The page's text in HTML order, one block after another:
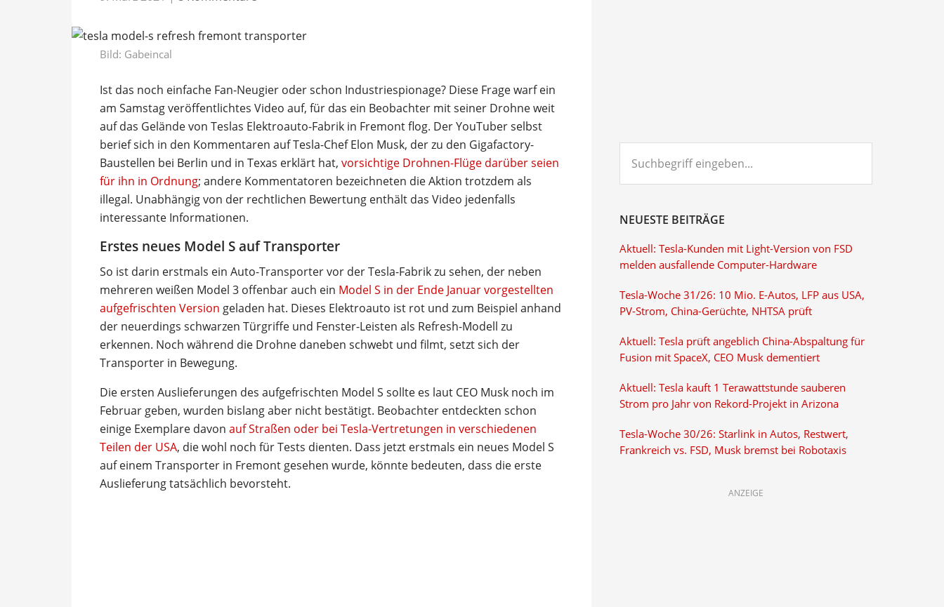
Bild: Gabeincal
Ist das noch einfache Fan-Neugier oder schon Industriespionage? Diese Frage warf ein
am Samstag veröffentlichtes Video auf, für das ein Beobachter mit seiner Drohne weit
auf das Gelände von Teslas Elektroauto-Fabrik in Fremont flog. Der YouTuber selbst
berief sich in den Kommentaren auf Tesla-Chef Elon Musk, der zu den Gigafactory-
Baustellen bei Berlin und in Texas erklärt hat, vorsichtige Drohnen-Flüge darüber seien
für ihn in Ordnung; andere Kommentatoren bezeichneten die Aktion trotzdem als
illegal. Unabhängig von der rechtlichen Bewertung enthält das Video jedenfalls
interessante Informationen.
Erstes neues Model S auf Transporter
So ist darin erstmals ein Auto-Transporter vor der Tesla-Fabrik zu sehen, der neben
mehreren weißen Model 3 offenbar auch ein Model S in der Ende Januar vorgestellten
aufgefrischten Version geladen hat. Dieses Elektroauto ist rot und zum Beispiel anhand
der neuerdings schwarzen Türgriffe und Fenster-Leisten als Refresh-Modell zu
erkennen. Noch während die Drohne daneben schwebt und filmt, setzt sich der
Transporter in Bewegung.
Die ersten Auslieferungen des aufgefrischten Model S sollte es laut CEO Musk noch im
Februar geben, wurden bislang aber nicht bestätigt. Beobachter entdeckten schon
einige Exemplare davon auf Straßen oder bei Tesla-Vertretungen in verschiedenen
Teilen der USA, die wohl noch für Tests dienten. Dass jetzt erstmals ein neues Model S
auf einem Transporter in Fremont gesehen wurde, könnte bedeuten, dass die erste
Auslieferung tatsächlich bevorsteht.
eingeben...
NEUESTE BEITRÄGE
Aktuell: Tesla-Kunden mit Light-Version von FSD
melden ausfallende Computer-Hardware
Tesla-Woche 31/26: 10 Mio. E-Autos, LFP aus USA,
PV-Strom, China-Gerüchte, NHTSA prüft
Aktuell: Tesla prüft angeblich China-Abspaltung für
Fusion mit SpaceX, CEO Musk dementiert
Aktuell: Tesla kauft 1 Terawattstunde sauberen
Strom pro Jahr von Rekord-Projekt in Arizona
Tesla-Woche 30/26: Starlink in Autos, Restwert,
Frankreich vs. FSD, Musk bremst bei Robotaxis
ANZEIGE